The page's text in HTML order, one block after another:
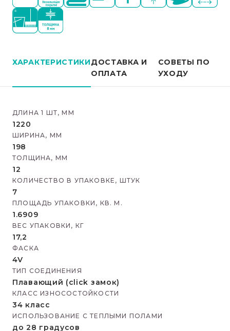
ХАРАКТЕРИСТИКИДОСТАВКА И
ОПЛАТА
СОВЕТЫ ПО
УХОДУ
ДЛИНА 1 ШТ, ММ
1220
ШИРИНА, ММ
198
ТОЛЩИНА, ММ
12
КОЛИЧЕСТВО В УПАКОВКЕ, ШТУК
7
ПЛОЩАДЬ УПАКОВКИ, КВ. М.
1.6909
ВЕС УПАКОВКИ, КГ
17,2
ФАСКА
4V
ТИП СОЕДИНЕНИЯ
Плавающий (click замок)
КЛАСС ИЗНОСОСТОЙКОСТИ
34 класс
ИСПОЛЬЗОВАНИЕ С ТЕПЛЫМИ ПОЛАМИ
до 28 градусов